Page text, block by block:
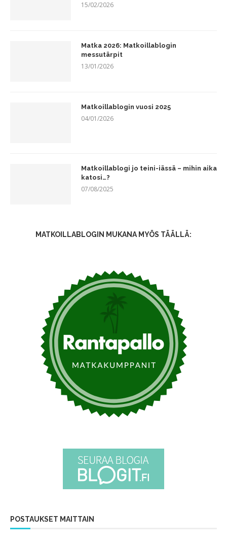
15/02/2026
Matka 2026: Matkoillablogin
messutärpit
13/01/2026
Matkoillablogin vuosi 2025
04/01/2026
Matkoillablogi jo teini-iässä – mihin aika
katosi…?
07/08/2025
MATKOILLABLOGIN MUKANA MYÖS TÄÄLLÄ:
POSTAUKSET MAITTAIN